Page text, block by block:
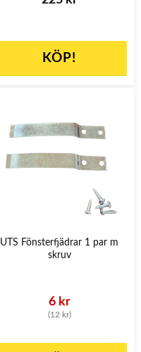
KÖP!
UTS Fönsterfjädrar 1 par m
skruv
6 kr
(12 kr)